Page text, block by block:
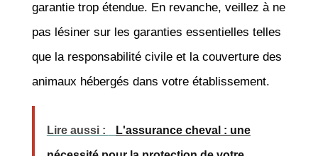
garantie trop étendue. En revanche, veillez à ne
pas lésiner sur les garanties essentielles telles
que la responsabilité civile et la couverture des
animaux hébergés dans votre établissement.
Lire aussi : L'assurance cheval : une